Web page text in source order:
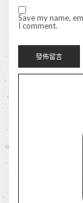
Save my name,
I comment.